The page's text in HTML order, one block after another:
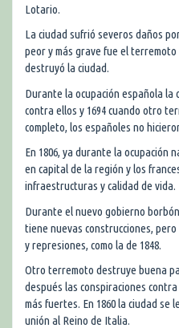
Lotario.
La ciudad sufrió severos daños
peor y más grave fue el terremoto
destruyó la ciudad.
Durante la ocupación española la
contra ellos y 1694 cuando otro
completo, los españoles no
En 1806, ya durante la ocupación
en capital de la región y los
infraestructuras y calidad de vida.
Durante el nuevo gobierno
tiene nuevas construcciones,
y represiones, como la de 1848.
Otro terremoto destruye buena
después las conspiraciones
más fuertes. En 1860 la ciudad se
unión al Reino de Italia.